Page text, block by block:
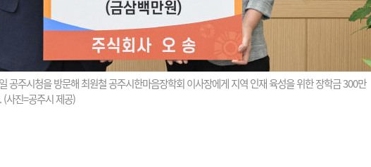
공주시청을 방문해 최원철 공주시한마음장학회 이사장에게 지역 인재 육성을 위한 장학금 300만
사진=공주시 제공)